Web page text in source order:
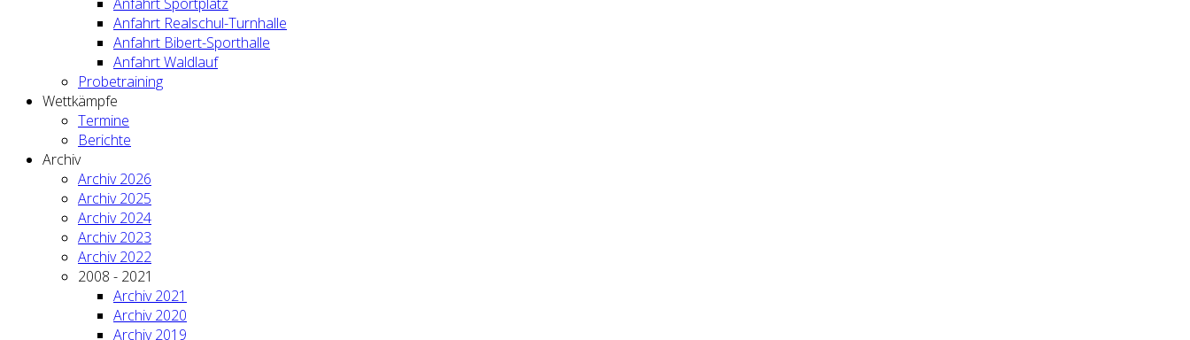
Anfahrt Realschul-Turnhalle
Anfahrt Bibert-Sporthalle
Anfahrt Waldlauf
Probetraining
Wettkämpfe
Termine
Berichte
Archiv
Archiv 2026
Archiv 2025
Archiv 2024
Archiv 2023
Archiv 2022
2008 - 2021
Archiv 2021
Archiv 2020
Archiv 2019